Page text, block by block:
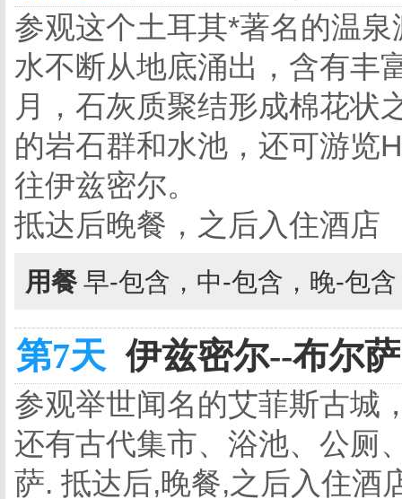
参观这个土耳其*著名的温
水不断从地底涌出，含有丰
月，石灰质聚结形成棉花状
的岩石群和水池，还可游览
往伊兹密尔。
抵达后晚餐，之后入住酒店
用餐 早-包含，中-包含，晚-包
第7天 伊兹密尔--布尔
参观举世闻名的艾菲斯古城
还有古代集市、浴池、公厕
萨. 抵达后,晚餐,之后入住酒